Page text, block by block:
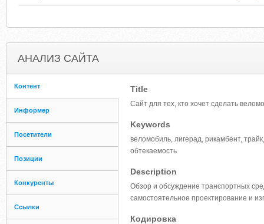
АНАЛИЗ САЙТА
Контент
Информер
Посетители
Позиции
Конкуренты
Ссылки
Title
Сайт для тех, кто хочет сделать
Keywords
веломобиль, лигерад, рикамбент,
обтекаемость
Description
Обзор и обсуждение транспортных
самостоятельное проектирование и
Кодировка